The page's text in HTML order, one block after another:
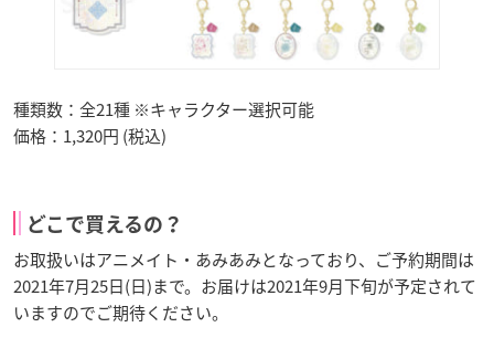
種類数：全21種 ※キャラクター選択可能
価格：1,320円 (税込)
どこで買えるの？
お取扱いはアニメイト・あみあみとなっており、ご予約期間は
2021年7月25日(日)まで。お届けは2021年9月下旬が予定されて
いますのでご期待ください。